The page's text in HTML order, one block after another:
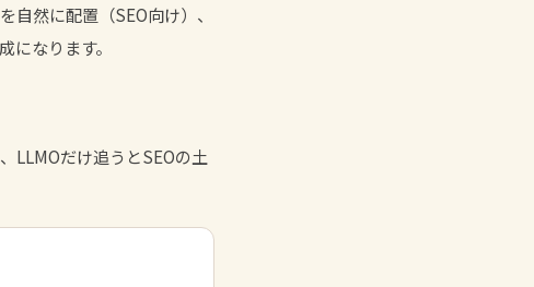
然に配置（SEO向け）、
なります。
LLMOだけ追うとSEOの土